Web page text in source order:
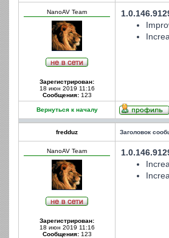
NanoAV Team
Зарегистрирован:
18 июн 2019 11:16
Сообщения:123
Вернуться к началу
fredduz Заголовок
NanoAV Team
Зарегистрирован:
18 июн 2019 11:16
Сообщения:123